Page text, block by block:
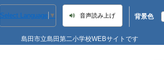
Select Language ▼ 音声読み上げ 背景色
島田市立島田第二小学校WEBサイトです